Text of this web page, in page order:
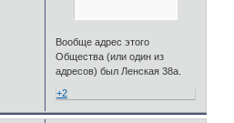
Вообще адрес этого
Общества (или один из
адресов) был Ленская 38а.
+2